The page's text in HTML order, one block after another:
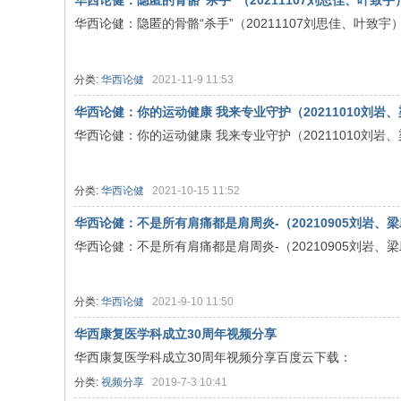
华西论健：隐匿的骨骼“杀手”（20211107刘思佳、叶致宇）
分类: 华西论健 2021-11-9 11:53
华西论健：你的运动健康 我来专业守护（20211010刘岩、
华西论健：你的运动健康 我来专业守护（20211010刘岩、
分类: 华西论健 2021-10-15 11:52
华西论健：不是所有肩痛都是肩周炎-（20210905刘岩、梁
华西论健：不是所有肩痛都是肩周炎-（20210905刘岩、梁
分类: 华西论健 2021-9-10 11:50
华西康复医学科成立30周年视频分享
华西康复医学科成立30周年视频分享百度云下载：
分类: 视频分享 2019-7-3 10:41